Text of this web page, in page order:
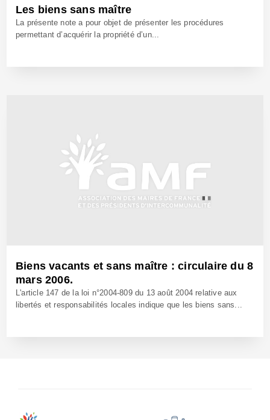
Les biens sans maître
La présente note a pour objet de présenter les procédures
permettant d’acquérir la propriété d’un...
Biens vacants et sans maître : circulaire du 8
mars 2006.
L'article 147 de la loi n°2004-809 du 13 août 2004 relative aux
libertés et responsabilités locales indique que les biens sans...